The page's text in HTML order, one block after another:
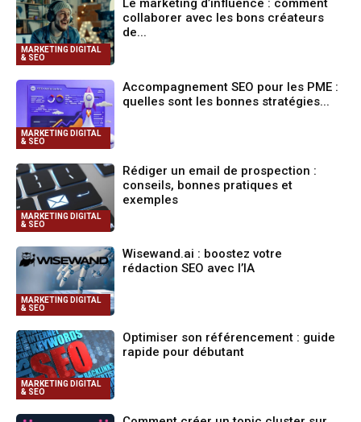
MARKETING DIGITAL
& SEO
Le marketing d’influence : comment
collaborer avec les bons créateurs
de...
MARKETING DIGITAL
& SEO
Accompagnement SEO pour les PME :
quelles sont les bonnes stratégies...
MARKETING DIGITAL
& SEO
Rédiger un email de prospection :
conseils, bonnes pratiques et
exemples
MARKETING DIGITAL
& SEO
Wisewand.ai : boostez votre
rédaction SEO avec l’IA
MARKETING DIGITAL
& SEO
Optimiser son référencement : guide
rapide pour débutant